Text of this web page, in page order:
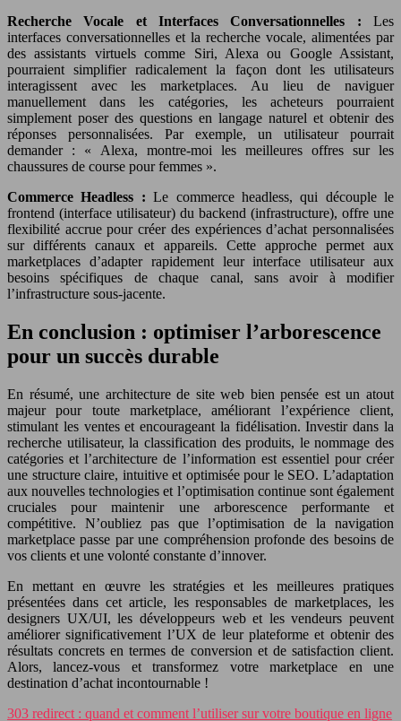
Recherche Vocale et Interfaces Conversationnelles : Les
interfaces conversationnelles et la recherche vocale, alimentées par
des assistants virtuels comme Siri, Alexa ou Google Assistant,
pourraient simplifier radicalement la façon dont les utilisateurs
interagissent avec les marketplaces. Au lieu de naviguer
manuellement dans les catégories, les acheteurs pourraient
simplement poser des questions en langage naturel et obtenir des
réponses personnalisées. Par exemple, un utilisateur pourrait
demander : « Alexa, montre-moi les meilleures offres sur les
chaussures de course pour femmes ».
Commerce Headless :Le commerce headless, qui découple le
frontend (interface utilisateur) du backend (infrastructure), offre une
flexibilité accrue pour créer des expériences d’achat personnalisées
sur différents canaux et appareils. Cette approche permet aux
marketplaces d’adapter rapidement leur interface utilisateur aux
besoins spécifiques de chaque canal, sans avoir à modifier
l’infrastructure sous-jacente.
En conclusion : optimiser l’arborescence
pour un succès durable
En résumé, une architecture de site web bien pensée est un atout
majeur pour toute marketplace, améliorant l’expérience client,
stimulant les ventes et encourageant la fidélisation. Investir dans la
recherche utilisateur, la classification des produits, le nommage des
catégories et l’architecture de l’information est essentiel pour créer
une structure claire, intuitive et optimisée pour le SEO. L’adaptation
aux nouvelles technologies et l’optimisation continue sont également
cruciales pour maintenir une arborescence performante et
compétitive. N’oubliez pas que l’optimisation de la navigation
marketplace passe par une compréhension profonde des besoins de
vos clients et une volonté constante d’innover.
En mettant en œuvre les stratégies et les meilleures pratiques
présentées dans cet article, les responsables de marketplaces, les
designers UX/UI, les développeurs web et les vendeurs peuvent
améliorer significativement l’UX de leur plateforme et obtenir des
résultats concrets en termes de conversion et de satisfaction client.
Alors, lancez-vous et transformez votre marketplace en une
destination d’achat incontournable !
303 redirect : quand et comment l’utiliser sur votre boutique en ligne